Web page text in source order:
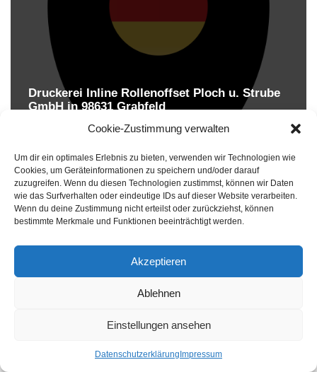
Cookie-Zustimmung verwalten
Um dir ein optimales Erlebnis zu bieten, verwenden wir Technologien wie
Cookies, um Geräteinformationen zu speichern und/oder darauf
zuzugreifen. Wenn du diesen Technologien zustimmst, können wir Daten
wie das Surfverhalten oder eindeutige IDs auf dieser Website verarbeiten.
Wenn du deine Zustimmung nicht erteilst oder zurückziehst, können
bestimmte Merkmale und Funktionen beeinträchtigt werden.
Akzeptieren
Ablehnen
Einstellungen ansehen
Datenschutzerklärung Impressum
Druckerei Inline Rollenoffset Ploch u. Strube
GmbH in 98631 Grabfeld
Druckereien in Deutschland
Druckereien in Deutschland